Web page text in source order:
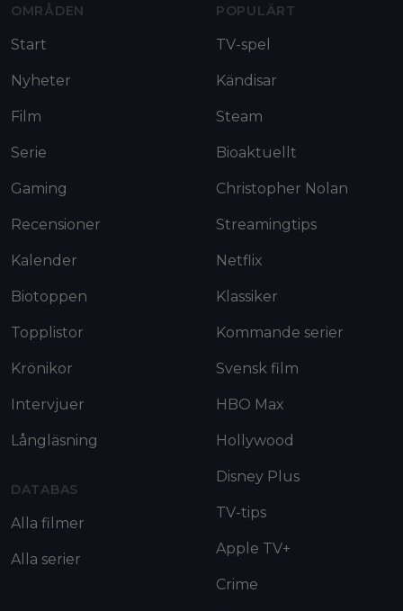
OMRÅDEN
Start
Nyheter
Film
Serie
Gaming
Recensioner
Kalender
Biotoppen
Topplistor
Krönikor
Intervjuer
Långläsning
DATABAS
Alla filmer
Alla serier
POPULÄRT
TV-spel
Kändisar
Steam
Bioaktuellt
Christopher Nolan
Streamingtips
Netflix
Klassiker
Kommande serier
Svensk film
HBO Max
Hollywood
Disney Plus
TV-tips
Apple TV+
Crime